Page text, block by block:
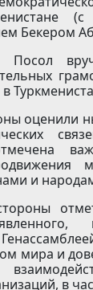
Бекером
оценили
и
мира и
в